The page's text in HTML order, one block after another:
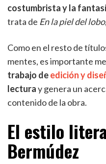
costumbrista y la
trata de En la piel del lobo
Como en el resto de
mentes, es importante
trabajo deedición y
lecturay genera un
contenido de la obra.
El estilo
Bermúdez